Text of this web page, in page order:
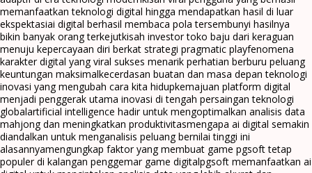
memanfaatkan teknologi digital hingga mendapatkan hasil di luar
ekspektasiai digital berhasil membaca pola tersembunyi hasilnya
bikin banyak orang terkejutkisah investor toko baju dari keraguan
menuju kepercayaan diri berkat strategi pragmatic playfenomena
karakter digital yang viral sukses menarik perhatian berburu peluang
keuntungan maksimalkecerdasan buatan dan masa depan teknologi
inovasi yang mengubah cara kita hidupkemajuan platform digital
menjadi penggerak utama inovasi di tengah persaingan teknologi
globalartificial intelligence hadir untuk mengoptimalkan analisis data
mahjong dan meningkatkan produktivitasmengapa ai digital semakin
diandalkan untuk menganalisis peluang bernilai tinggi ini
alasannyamengungkap faktor yang membuat game pgsoft tetap
populer di kalangan penggemar game digitalpgsoft memanfaatkan ai